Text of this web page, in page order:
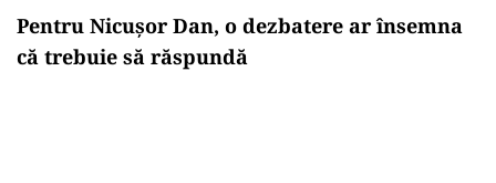
Pentru Nicușor Dan, o dezbatere ar însemna
că trebuie să răspundă